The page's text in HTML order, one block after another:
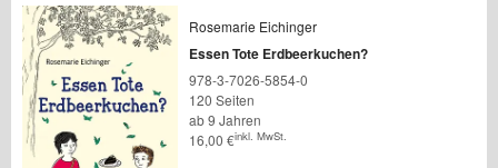
Rosemarie Eichinger
Essen Tote Erdbeerkuchen?
978-3-7026-5854-0
120 Seiten
ab 9 Jahren
16,00 €inkl. MwSt.